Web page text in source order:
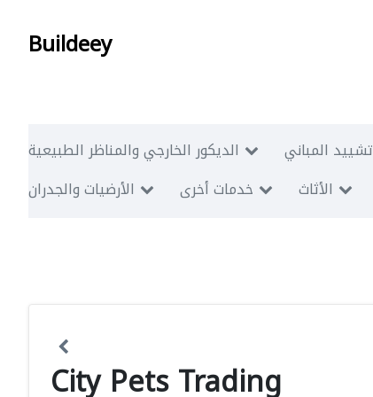
Buildeey
الديكور الخارجي والمناظر الطبيعية تشييد المباني
الأرضيات والجدران
خدمات أخرى الأثاث
City Pets Trading